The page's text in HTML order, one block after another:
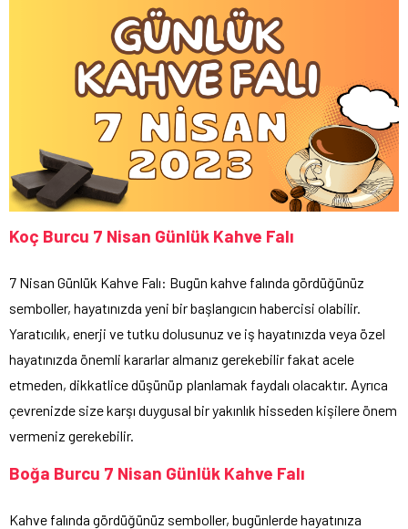
Koç Burcu 7 Nisan Günlük Kahve Falı
7 Nisan Günlük Kahve Falı: Bugün kahve falında gördüğünüz
semboller, hayatınızda yeni bir başlangıcın habercisi olabilir.
Yaratıcılık, enerji ve tutku dolusunuz ve iş hayatınızda veya özel
hayatınızda önemli kararlar almanız gerekebilir fakat acele
etmeden, dikkatlice düşünüp planlamak faydalı olacaktır. Ayrıca
çevrenizde size karşı duygusal bir yakınlık hisseden kişilere önem
vermeniz gerekebilir.
Boğa Burcu 7 Nisan Günlük Kahve Falı
Kahve falında gördüğünüz semboller, bugünlerde hayatınıza